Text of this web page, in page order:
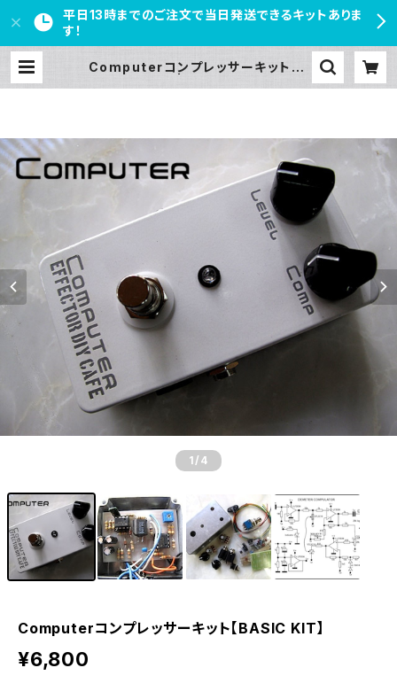
平日13時までのご注文で当日発送できるキットありま
す！
Computerコンプレッサーキット【B
1 /4
Computerコンプレッサーキット【BASIC KIT】
¥6,800